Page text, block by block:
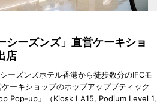
ーズンズ」直営ケーキショ
店
ーズンズホテル香港から徒歩数分のIFCモ
ーキショップのポップアップブティック
Pop-up」（Kiosk LA15, Podium Level 1,